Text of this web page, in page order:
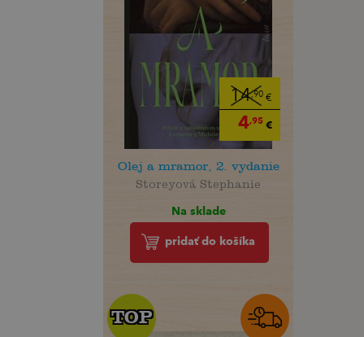
14,90€
4,95€
Olej a mramor, 2. vydanie
Storeyová Stephanie
Na sklade
pridať do košíka
TOP
TOP